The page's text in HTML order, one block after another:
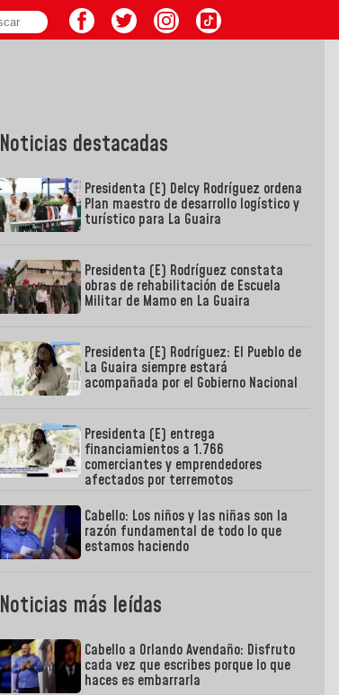
Noticias destacadas
Presidenta (E) Delcy Rodríguez ordena
Plan maestro de desarrollo logístico y
turístico para La Guaira
Presidenta (E) Rodríguez constata
obras de rehabilitación de Escuela
Militar de Mamo en La Guaira
Presidenta (E) Rodríguez: El Pueblo de
La Guaira siempre estará
acompañada por el Gobierno Nacional
Presidenta (E) entrega
financiamientos a 1.766
comerciantes y emprendedores
afectados por terremotos
Cabello: Los niños y las niñas son la
razón fundamental de todo lo que
estamos haciendo
Noticias más leídas
Cabello a Orlando Avendaño: Disfruto
cada vez que escribes porque lo que
haces es embarrarla